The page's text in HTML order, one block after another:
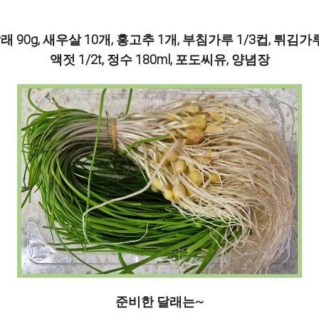
90g, 새우살 10개, 홍고추 1개, 부침가루 1/3컵, 튀김가
액젓 1/2t, 정수 180ml, 포도씨유, 양념장
준비한 달래는~